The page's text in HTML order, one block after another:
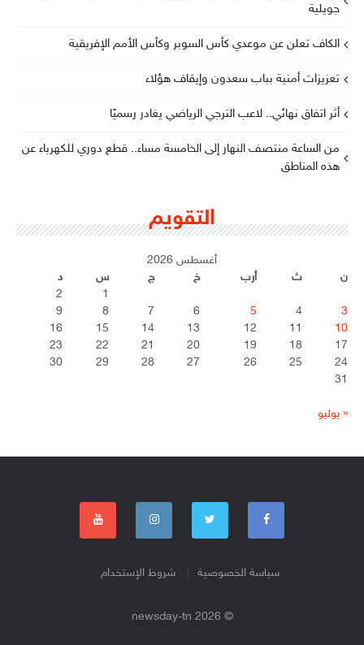
جويلية
الكاف تعلن عن موعدي كأس السوبر وكأس الأمم الإفريقية
تعزيزات أمنية بباب سعدون وإيقاف هؤلاء
أثر اتفاق نهائي.. لاعب الترجي الرياضي يغادر رسميًا
من الساعة منتصف النهار إلى الخامسة مساء.. قطع دوري للكهرباء عن
هذه المناطق
التقويم
أغسطس 2026
ن
ث أرب خ ج س
د
1
2
3
4
5
6
7
8
9
10
11
12
13
14
15
16
17
18
19
20
21
22
23
24
25
26
27
28
29
30
31
« يوليو
سياسة الخصوصية شروط الإستخدام
© 2026 newsday-tn